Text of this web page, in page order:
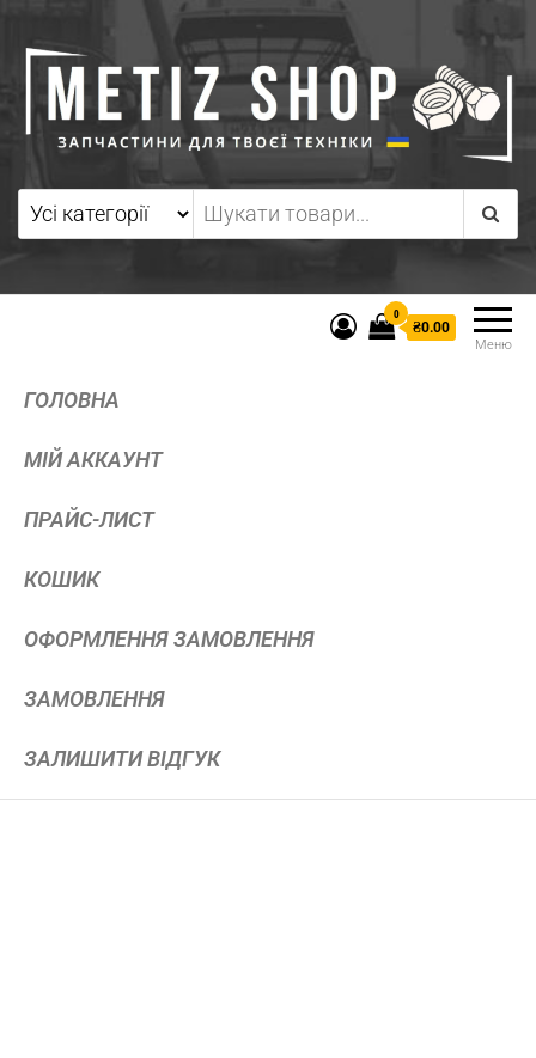
Меню
0
₴0.00
ГОЛОВНА
МІЙ АККАУНТ
ПРАЙС-ЛИСТ
КОШИК
ОФОРМЛЕННЯ ЗАМОВЛЕННЯ
ЗАМОВЛЕННЯ
ЗАЛИШИТИ ВІДГУК